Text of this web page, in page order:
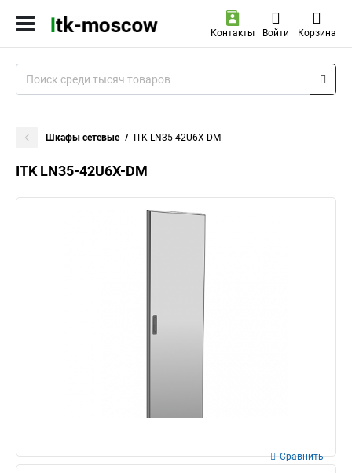
Контакты Войти Корзина
Шкафы сетевые ITK LN35-42U6X-DM
ITK LN35-42U6X-DM
Сравнить